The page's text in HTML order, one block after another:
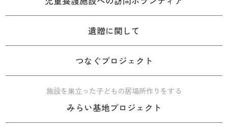
遺贈に関して
つなぐプロジェクト
施設を巣立った子どもの居場所作りをする
みらい基地プロジェクト